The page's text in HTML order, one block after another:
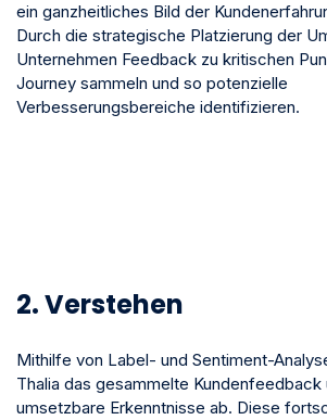
ein ganzheitliches Bild der
Durch die strategische Platzierung der
Unternehmen Feedback zu kritischen
Journey sammeln und so potenzielle
Verbesserungsbereiche identifizieren.
2. Verstehen
Mithilfe von Label- und Sentiment-
Thalia das gesammelte Kundenfeedback
umsetzbare Erkenntnisse ab. Diese